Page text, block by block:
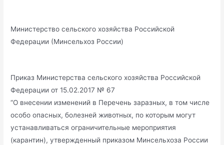
Министерство сельского хозяйства Российской
Федерации (Минсельхоз России)
Приказ Министерства сельского хозяйства Российской
Федерации от 15.02.2017 № 67
“О внесении изменений в Перечень заразных, в том числе
особо опасных, болезней животных, по которым могут
устанавливаться ограничительные мероприятия
(карантин), утвержденный приказом Минсельхоза России